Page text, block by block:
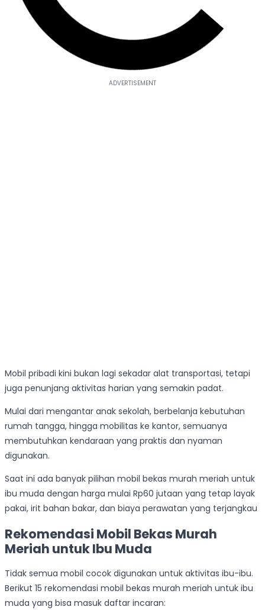
Mobil pribadi kini bukan lagi sekadar alat transportasi, tetapi
juga penunjang aktivitas harian yang semakin padat.
Mulai dari mengantar anak sekolah, berbelanja kebutuhan
rumah tangga, hingga mobilitas ke kantor, semuanya
membutuhkan kendaraan yang praktis dan nyaman
digunakan.
Saat ini ada banyak pilihan mobil bekas murah meriah untuk
ibu muda dengan harga mulai Rp60 jutaan yang tetap layak
pakai, irit bahan bakar, dan biaya perawatan yang terjangkau
Rekomendasi Mobil Bekas Murah
Meriah untuk Ibu Muda
Tidak semua mobil cocok digunakan untuk aktivitas ibu-ibu.
Berikut 15 rekomendasi mobil bekas murah meriah untuk ibu
muda yang bisa masuk daftar incaran: